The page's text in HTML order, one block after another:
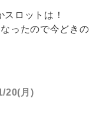
ロットは！
ったので今どきの
20(月)